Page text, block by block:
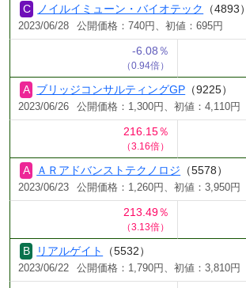
ノイルイミューン・バイオテック （4893）
2023/06/28 公開価格：740円、初値：695円
-6.08％
（0.94倍）
ブリッジコンサルティングGP （9225）
2023/06/26 公開価格：1,300円、初値：4,110円
216.15％
（3.16倍）
ＡＲアドバンストテクノロジ （5578）
2023/06/23 公開価格：1,260円、初値：3,950円
213.49％
（3.13倍）
リアルゲイト （5532）
2023/06/22 公開価格：1,790円、初値：3,810円